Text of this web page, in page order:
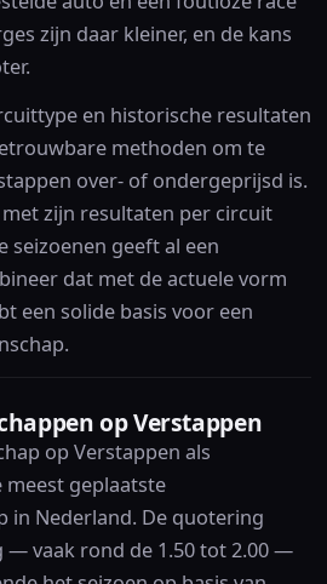
zijn daar kleiner, en de kans
en historische resultaten
methoden om te
over- of ondergeprijsd is.
zijn resultaten per circuit
seizoenen geeft al een
dat met de actuele vorm
een solide basis voor een
op Verstappen
op Verstappen als
geplaatste
in Nederland. De quotering
— vaak rond de 1.50 tot 2.00 —